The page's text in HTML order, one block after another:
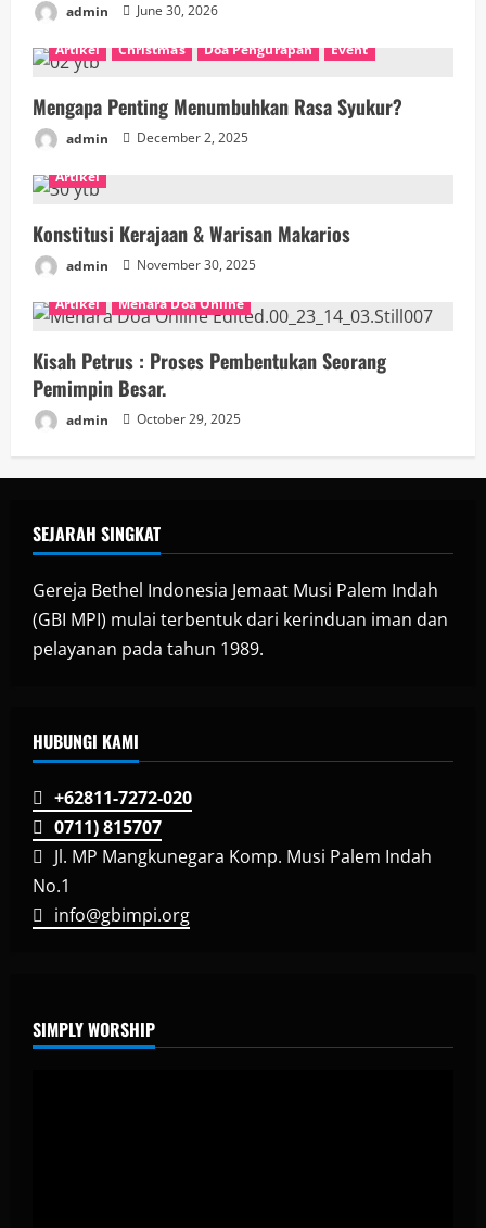
admin June 30, 2026
Artikel Christmas Doa Pengurapan Event
Mengapa Penting Menumbuhkan Rasa Syukur?
admin December 2, 2025
Artikel
Konstitusi Kerajaan & Warisan Makarios
admin November 30, 2025
Artikel Menara Doa Online
Kisah Petrus : Proses Pembentukan Seorang
Pemimpin Besar.
admin October 29, 2025
SEJARAH SINGKAT
Gereja Bethel Indonesia Jemaat Musi Palem Indah
(GBI MPI) mulai terbentuk dari kerinduan iman dan
pelayanan pada tahun 1989.
HUBUNGI KAMI
+62811-7272-020
0711) 815707
Jl. MP Mangkunegara Komp. Musi Palem Indah
No.1
info@gbimpi.org
SIMPLY WORSHIP